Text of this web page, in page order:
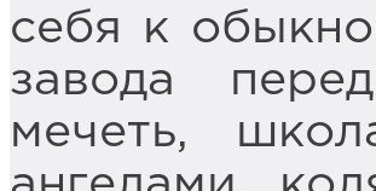
себя к
завода
мечеть,